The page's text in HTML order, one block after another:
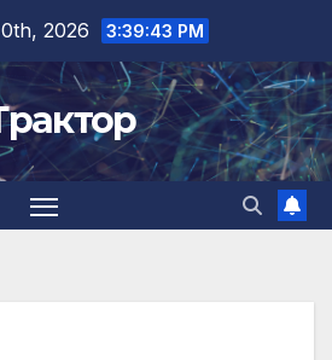
2026 3:39:44 PM